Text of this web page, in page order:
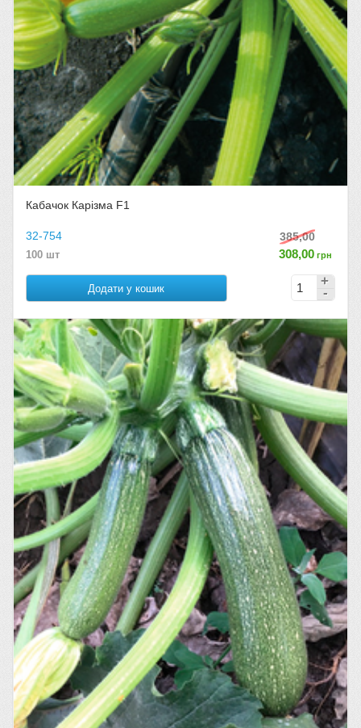
Кабачок Карізма F1
32-754
100 шт
385,00
308,00 грн
Додати у кошик